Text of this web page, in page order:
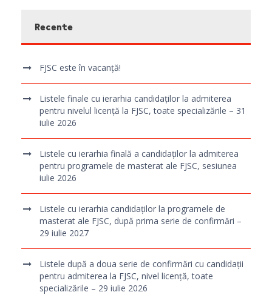
Recente
FJSC este în vacanță!
Listele finale cu ierarhia candidaților la admiterea
pentru nivelul licență la FJSC, toate specializările – 31
iulie 2026
Listele cu ierarhia finală a candidaților la admiterea
pentru programele de masterat ale FJSC, sesiunea
iulie 2026
Listele cu ierarhia candidaților la programele de
masterat ale FJSC, după prima serie de confirmări –
29 iulie 2027
Listele după a doua serie de confirmări cu candidații
pentru admiterea la FJSC, nivel licență, toate
specializările – 29 iulie 2026